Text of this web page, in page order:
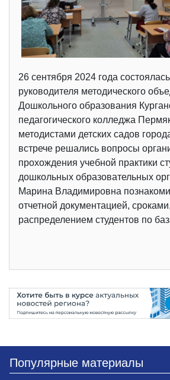
26 сентября 2024 года
руководителя методического
Дошкольного образования
педагогического колледжа
методистами детских садов
встрече решались вопросы
прохождения учебной практики
дошкольных образовательных
Марина Владимировна
отчетной документацией, сроками,
распределением студентов по
Популярные материалы